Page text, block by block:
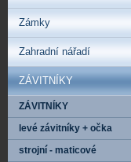
Zámky
Zahradní nářadí
ZÁVITNÍKY
ZÁVITNÍKY
levé závitníky + očka
strojní - maticové